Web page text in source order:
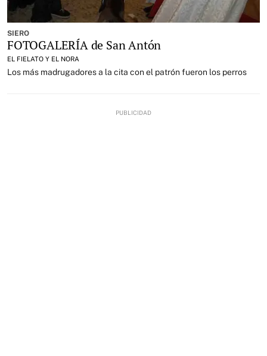
SIERO
FOTOGALERÍA de San Antón
EL FIELATO Y EL NORA
Los más madrugadores a la cita con el patrón fueron los perros